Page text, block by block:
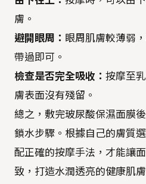
膚。
避開眼周： 眼周肌膚較薄弱
帶過即可。
檢查是否完全吸收： 按摩至
膚表面沒有殘留。
總之，敷完玻尿酸保濕面膜
鎖水步驟。根據自己的膚質
配正確的按摩手法，才能讓
致，打造水潤透亮的健康肌膚